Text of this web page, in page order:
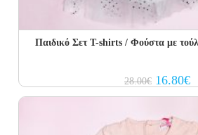
Παιδικό Σετ Τ-shirts / Φούστα με
28.00€ Original
price
was:
16.80€
is: